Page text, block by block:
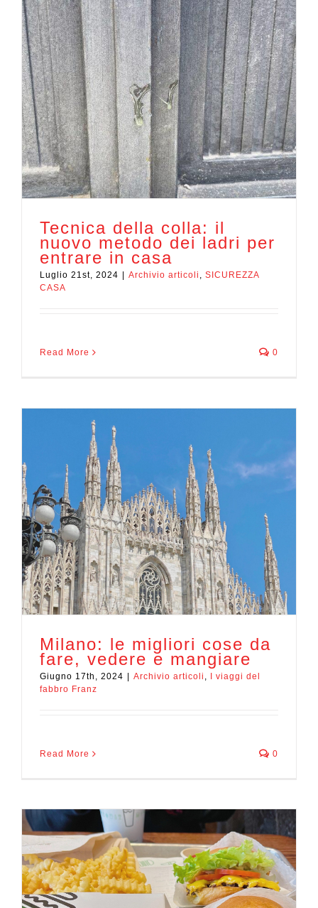
Tecnica della colla: il
nuovo metodo dei ladri per
entrare in casa
Luglio 21st, 2024 Archivio articoli , SICUREZZA
CASA
Read More 0
Milano: le migliori cose da
fare, vedere e mangiare
Giugno 17th, 2024 Archivio articoli ,
I viaggi del
fabbro Franz
Read More 0